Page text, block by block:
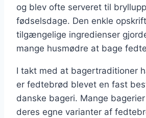
og blev ofte serveret til
fødselsdage. Den enkle
tilgængelige ingredienser
mange husmødre at bage
I takt med at bagertraditioner
er fedtebrød blevet en fast
danske bageri. Mange
deres egne varianter af